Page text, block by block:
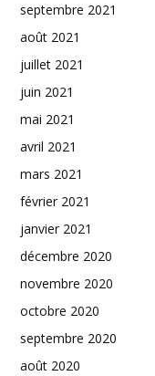
septembre 2021
août 2021
juillet 2021
juin 2021
mai 2021
avril 2021
mars 2021
février 2021
janvier 2021
décembre 2020
novembre 2020
octobre 2020
septembre 2020
août 2020